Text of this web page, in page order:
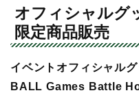
オフィシャルグ
限定商品販売
イベントオフィシャル
BALL Games Battle